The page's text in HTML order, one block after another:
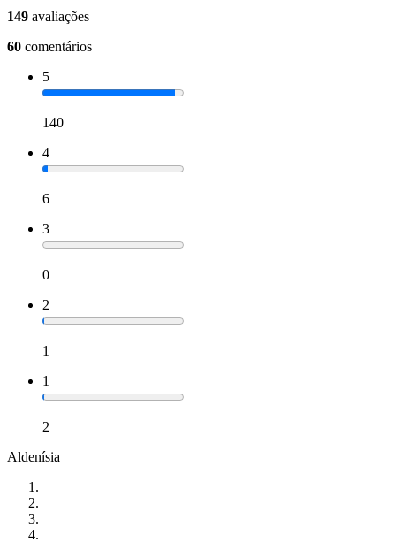
149 avaliações
60 comentários
5
140
4
6
3
0
2
1
1
2
Aldenísia